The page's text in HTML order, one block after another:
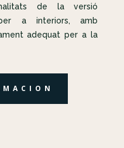
de la versió
per a interiors, amb
adequat per a la